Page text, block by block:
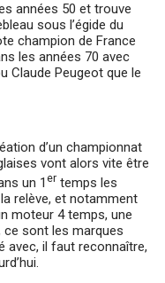
années 50 et trouve
sous l’égide du
champion de France
les années 70 avec
Claude Peugeot que le
d’un championnat
vont alors vite être
un 1 er temps les
relève, et notamment
moteur 4 temps, une
ce sont les marques
avec, il faut reconnaître,